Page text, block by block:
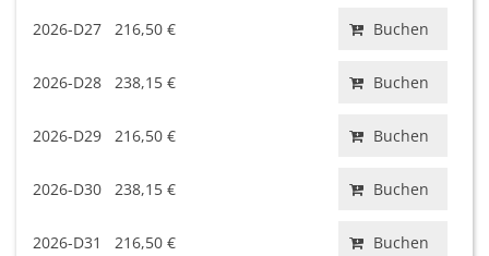
2026-D27 216,50 € Buchen
2026-D28 238,15 € Buchen
2026-D29 216,50 € Buchen
2026-D30 238,15 € Buchen
2026-D31 216,50 € Buchen